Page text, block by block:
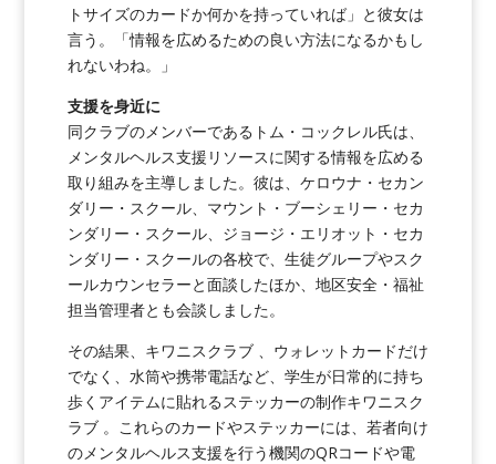
トサイズのカードか何かを持っていれば」と彼女は
言う。「情報を広めるための良い方法になるかもし
れないわね。」
支援を身近に
同クラブのメンバーであるトム・コックレル氏は、
メンタルヘルス支援リソースに関する情報を広める
取り組みを主導しました。彼は、ケロウナ・セカン
ダリー・スクール、マウント・ブーシェリー・セカ
ンダリー・スクール、ジョージ・エリオット・セカ
ンダリー・スクールの各校で、生徒グループやスク
ールカウンセラーと面談したほか、地区安全・福祉
担当管理者とも会談しました。
その結果、キワニスクラブ 、ウォレットカードだけ
でなく、水筒や携帯電話など、学生が日常的に持ち
歩くアイテムに貼れるステッカーの制作キワニスク
ラブ 。これらのカードやステッカーには、若者向け
のメンタルヘルス支援を行う機関のQRコードや電